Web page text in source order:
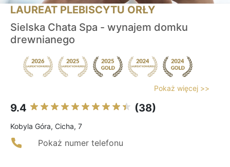
LAUREAT PLEBISCYTU ORŁY
Sielska Chata Spa - wynajem domku
drewnianego
Pokaż więcej >>
9.4 (38)
Kobyla Góra, Cicha, 7
Pokaż numer telefonu